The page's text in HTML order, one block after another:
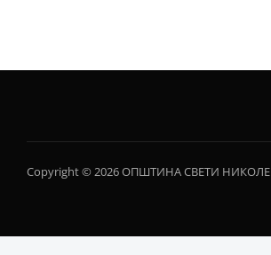
Copyright © 2026 ОПШТИНА СВЕТИ НИКОЛЕ